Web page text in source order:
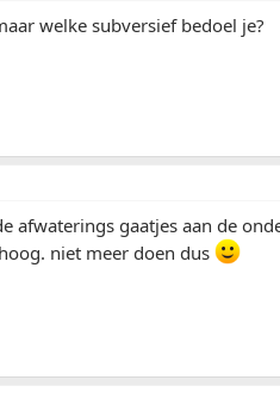
welke subversief bedoel je?
afwaterings gaatjes aan de
niet meer doen dus